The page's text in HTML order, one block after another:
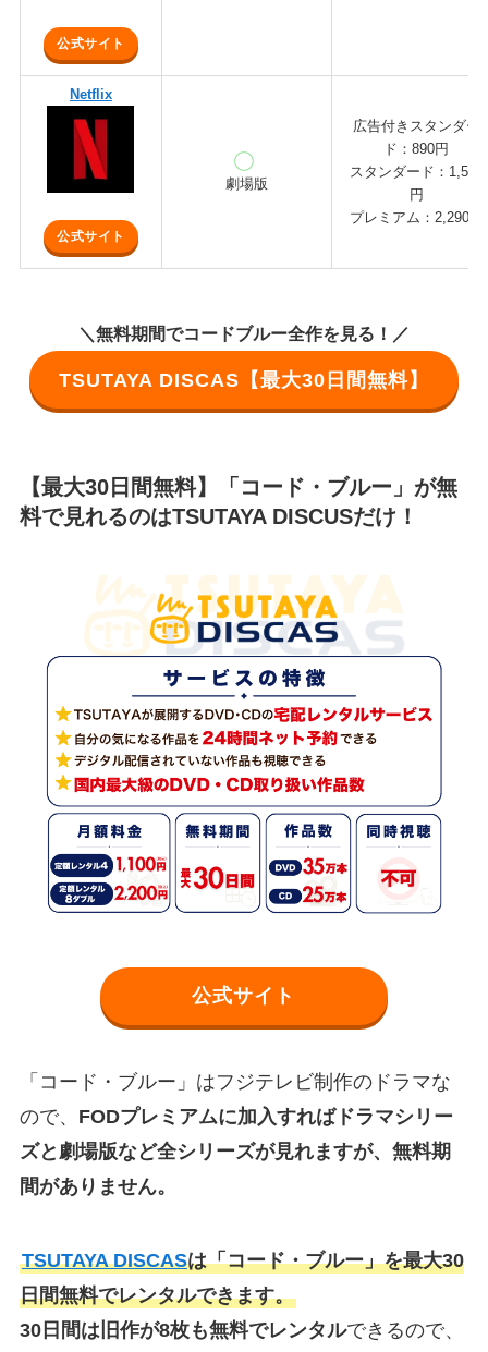
公式サイト
Netflix
公式サイト
劇場版
広告付きスタンダー
ド：890円
スタンダード：1,590
円
プレミアム：2,290円
＼無料期間でコードブルー全作を見る！／
TSUTAYA DISCAS【最大30日間無料】
【最大30日間無料】「コード・ブルー」が無
料で見れるのはTSUTAYA DISCUSだけ！
公式サイト
「コード・ブルー」はフジテレビ制作のドラマな
ので、 FODプレミアムに加入すればドラマシリー
ズと劇場版など全シリーズが見れますが、無料期
間がありません。
TSUTAYA DISCASは「コード・ブルー」を最大30
日間無料でレンタルできます。
30日間は旧作が8枚も無料でレンタルできるので、